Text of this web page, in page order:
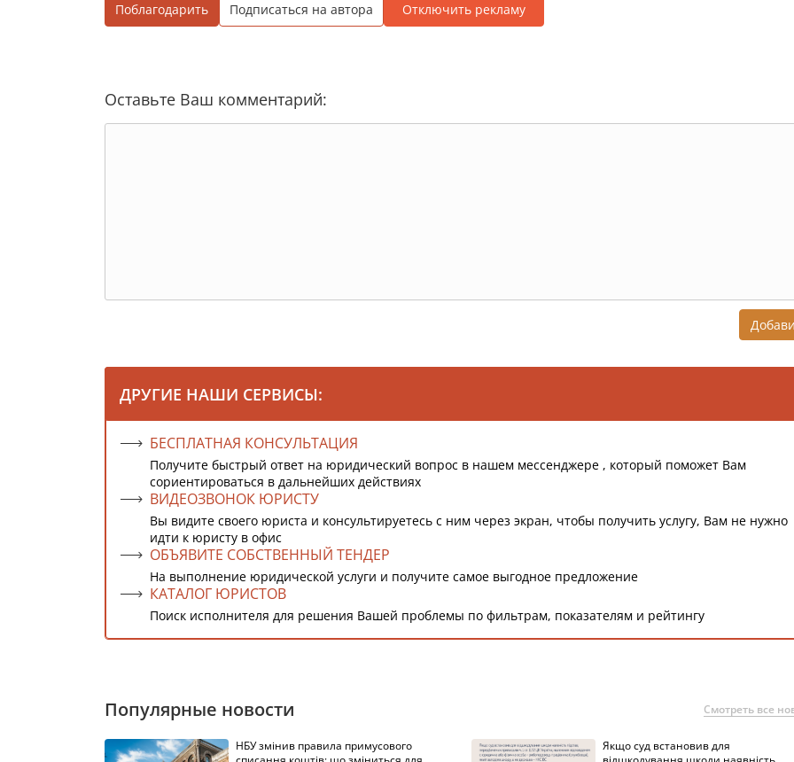
Поблагодарить Подписаться на автора Отключить рекламу
Оставьте Ваш комментарий:
ДРУГИЕ НАШИ СЕРВИСЫ:
БЕСПЛАТНАЯ КОНСУЛЬТАЦИЯ
Получите быстрый ответ на юридический вопрос в нашем мессенджере , который поможет Вам
сориентироваться в дальнейших действиях
ВИДЕОЗВОНОК ЮРИСТУ
Вы видите своего юриста и консультируетесь с ним через экран, чтобы получить услугу, Вам не нужно
идти к юристу в офис
ОБЪЯВИТЕ СОБСТВЕННЫЙ ТЕНДЕР
На выполнение юридической услуги и получите самое выгодное предложение
КАТАЛОГ ЮРИСТОВ
Поиск исполнителя для решения Вашей проблемы по фильтрам, показателям и рейтингу
Популярные новости Смотреть все
НБУ змінив правила примусового
Якщо суд встановив для